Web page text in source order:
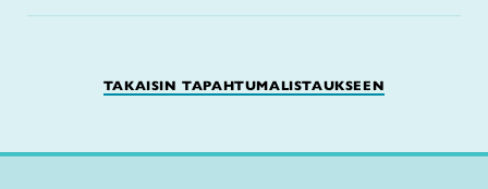
TAKAISIN TAPAHTUMALISTAUKSEEN